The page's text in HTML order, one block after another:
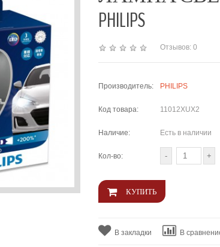
PHILIPS
Отзывов: 0
Производитель: PHILIPS
Код товара: 11012XUX2
Наличие: Есть в наличии
Кол-во:
В закладки В